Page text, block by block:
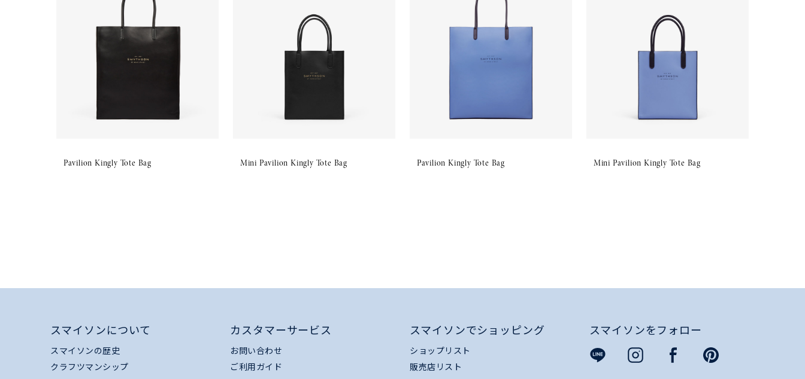
Pavilion Kingly Tote Bag Mini Pavilion Kingly Tote Bag Pavilion Kingly Tote Bag Mini Pavilion Kingly Tote Bag
スマイソンについて
スマイソンの歴史
クラフツマンシップ
カスタマーサービス
お問い合わせ
ご利用ガイド
スマイソンでショッピング
ショップリスト
販売店リスト
スマイソンをフォロー